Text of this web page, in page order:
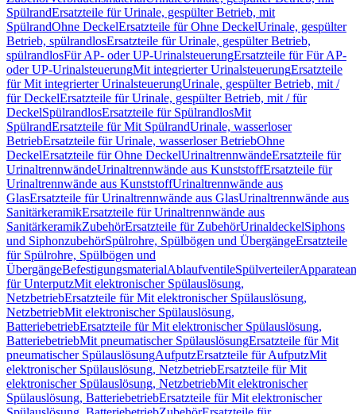
SpülrandErsatzteile für Urinale, gespülter Betrieb, mit
SpülrandOhne DeckelErsatzteile für Ohne DeckelUrinale, gespülter
Betrieb, spülrandlosErsatzteile für Urinale, gespülter Betrieb,
spülrandlosFür AP- oder UP-UrinalsteuerungErsatzteile für Für AP-
oder UP-UrinalsteuerungMit integrierter UrinalsteuerungErsatzteile
für Mit integrierter UrinalsteuerungUrinale, gespülter Betrieb, mit /
für DeckelErsatzteile für Urinale, gespülter Betrieb, mit / für
DeckelSpülrandlosErsatzteile für SpülrandlosMit
SpülrandErsatzteile für Mit SpülrandUrinale, wasserloser
BetriebErsatzteile für Urinale, wasserloser BetriebOhne
DeckelErsatzteile für Ohne DeckelUrinaltrennwändeErsatzteile für
UrinaltrennwändeUrinaltrennwände aus KunststoffErsatzteile für
Urinaltrennwände aus KunststoffUrinaltrennwände aus
GlasErsatzteile für Urinaltrennwände aus GlasUrinaltrennwände aus
SanitärkeramikErsatzteile für Urinaltrennwände aus
SanitärkeramikZubehörErsatzteile für ZubehörUrinaldeckelSiphons
und SiphonzubehörSpülrohre, Spülbögen und ÜbergängeErsatzteile
für Spülrohre, Spülbögen und
ÜbergängeBefestigungsmaterialAblaufventileSpülverteiler
für UnterputzMit elektronischer Spülauslösung,
NetzbetriebErsatzteile für Mit elektronischer Spülauslösung,
NetzbetriebMit elektronischer Spülauslösung,
BatteriebetriebErsatzteile für Mit elektronischer Spülauslösung,
BatteriebetriebMit pneumatischer SpülauslösungErsatzteile für Mit
pneumatischer SpülauslösungAufputzErsatzteile für AufputzMit
elektronischer Spülauslösung, NetzbetriebErsatzteile für Mit
elektronischer Spülauslösung, NetzbetriebMit elektronischer
Spülauslösung, BatteriebetriebErsatzteile für Mit elektronischer